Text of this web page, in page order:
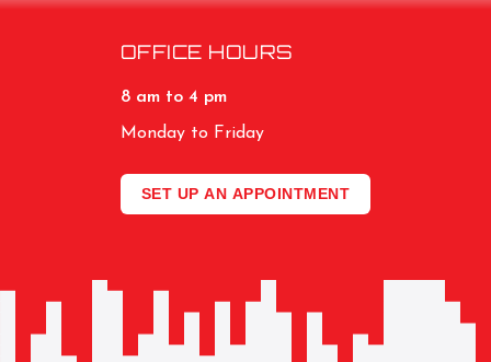
OFFICE HOURS
8 am to 4 pm
Monday to Friday
SET UP AN APPOINTMENT